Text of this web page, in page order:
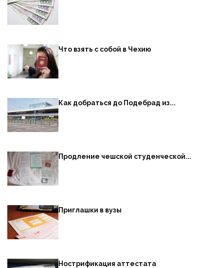
Что взять с собой в Чехию
Как добраться до Подебрад из...
Продление чешской студенческой...
Приглашки в вузы
Нострификация аттестата